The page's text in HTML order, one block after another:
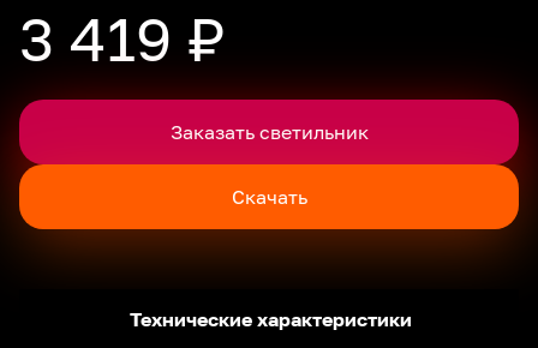
3 419 ₽
Заказать светильник
Скачать
Технические характеристики